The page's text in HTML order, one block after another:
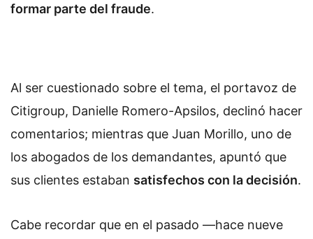
formar parte del fraude.
Al ser cuestionado sobre el tema, el portavoz de
Citigroup, Danielle Romero-Apsilos, declinó hacer
comentarios; mientras que Juan Morillo, uno de
los abogados de los demandantes, apuntó que
sus clientes estaban satisfechos con la decisión.
Cabe recordar que en el pasado —hace nueve